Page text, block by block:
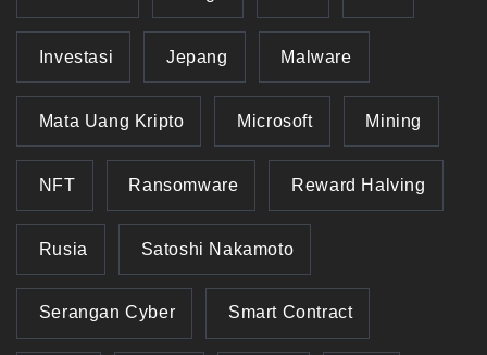
Investasi Jepang Malware
Mata Uang Kripto Microsoft Mining
NFT Ransomware Reward Halving
Rusia Satoshi Nakamoto
Serangan Cyber Smart Contract